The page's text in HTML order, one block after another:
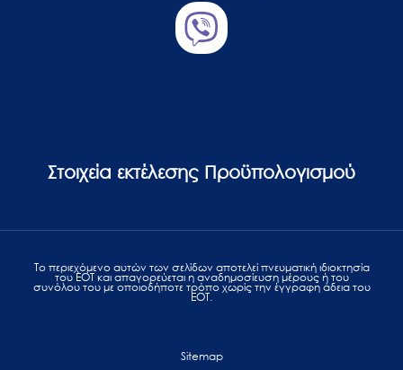
Στοιχεία εκτέλεσης Προϋπολογισμού
Το περιεχόμενο αυτών των σελίδων αποτελεί πvευματική ιδιοκτησία
του ΕΟΤ και απαγορεύεται η αναδημοσίευση μέρους ή του
συνόλου του με οποιοδήποτε τρόπο χωρίς την έγγραφη άδεια του
ΕΟΤ.
Sitemap